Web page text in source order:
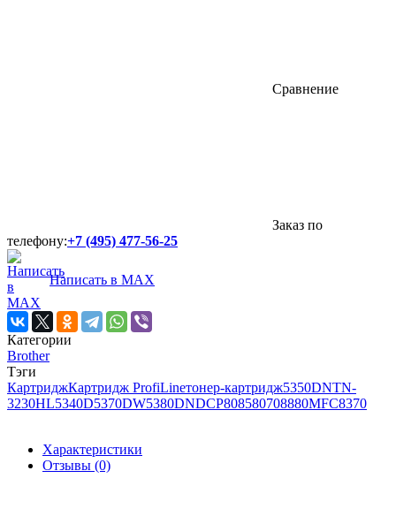
Сравнение
Заказ по
телефону:+7 (495) 477-56-25
Написать в MAX
Категории
Brother
Тэги
КартриджКартридж ProfiLineтонер-картридж5350DNTN-
3230HL5340D5370DW5380DNDCP808580708880MFC8370
Характеристики
Отзывы (0)